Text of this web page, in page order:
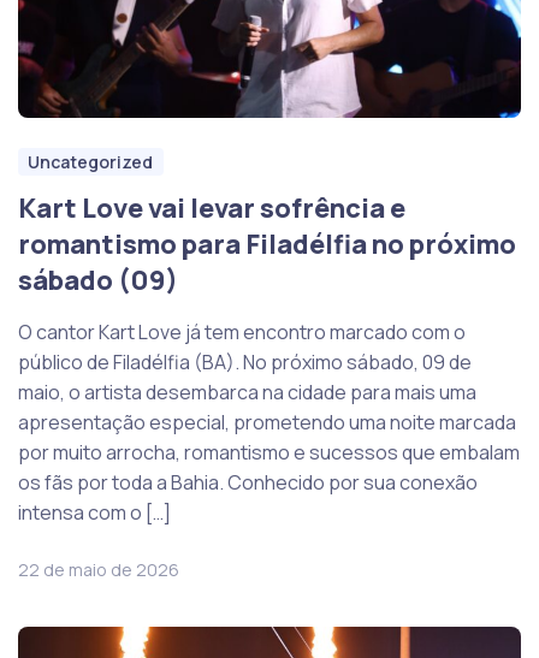
Uncategorized
Kart Love vai levar sofrência e
romantismo para Filadélfia no próximo
sábado (09)
O cantor Kart Love já tem encontro marcado com o
público de Filadélfia (BA). No próximo sábado, 09 de
maio, o artista desembarca na cidade para mais uma
apresentação especial, prometendo uma noite marcada
por muito arrocha, romantismo e sucessos que embalam
os fãs por toda a Bahia. Conhecido por sua conexão
intensa com o […]
22 de maio de 2026